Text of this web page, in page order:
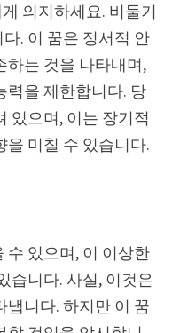
의지하세요. 비둘기
. 이 꿈은 정서적 안
하는 것을 나타내며,
력을 제한합니다. 당
있으며, 이는 장기적
을 미칠 수 있습니다.
수 있으며, 이 이상한
습니다. 사실, 이것은
냅니다. 하지만 이 꿈